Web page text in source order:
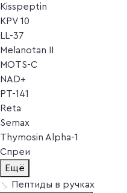
Kisspeptin
KPV 10
LL-37
Melanotan II
MOTS-C
NAD+
PT-141
Reta
Semax
Thymosin Alpha-1
Спреи
Ещё
Пептиды в ручках